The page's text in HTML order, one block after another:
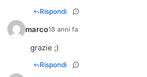
Rispondi
marco18 anni fa
grazie ;)
Rispondi